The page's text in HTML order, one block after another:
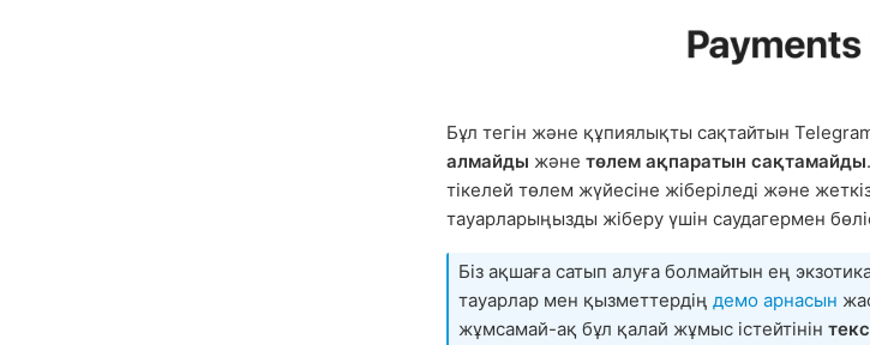
Бұл тегін және құпиялықты сақтайтын
алмайды және төлем ақпаратын сақтамайды
тікелей төлем жүйесіне жіберіледі және
тауарларыңызды жіберу үшін саудагермен
Біз ақшаға сатып алуға болмайтын ең
тауарлар мен қызметтердің демо арнасын
жұмсамай-ақ бұл қалай жұмыс істейтінін